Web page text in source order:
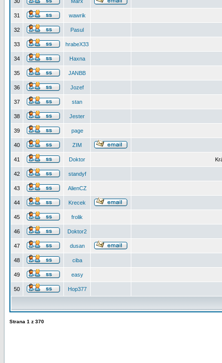
31 wawrik
32 Pasul
33 hrabeX33
34 Haxna
35 JANBB
36 Jozef
37 stan
38 Jester
39 page
40 ZIM
41 Doktor
42 standyf
43 AlienCZ
44 Krecek
45 frolik
46 Doktor2
47 dusan
48 ciba
49 easy
50 Hop377
Strana 1 z 370